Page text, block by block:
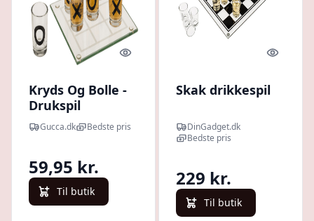
Quick look
Kryds Og Bolle -
Drukspil
Gucca.dk Bedste pris
59,95 kr.
Til butik
Quick
Skak drikkespil
DinGadget.dk
Bedste pris
229 kr.
Til butik